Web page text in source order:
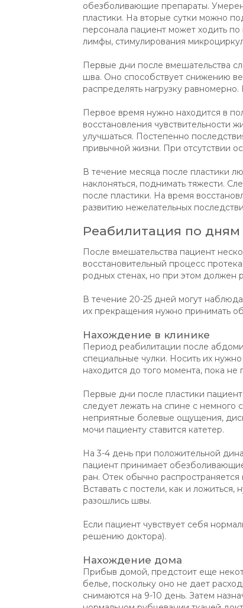
обезболивающие препараты.
пластики. На вторые сутки можно
персонала пациент может ходить по
лимфы, стимулирования
Первые дни после вмешательства
шва. Оно способствует снижению
распределять нагрузку
Первое время нужно находится в
восстановления чувствительности
улучшаться. Постепенно
привычной жизни. При отсутствии
В течение месяца после пластики
наклоняться, поднимать тяжести.
после пластики. На время
развитию нежелательных
Реабилитация по дням
После вмешательства пациент
восстановительный процесс
родных стенах, но при этом должен
В течение 20-25 дней могут
их прекращения нужно принимать
Нахождение в клинике
Период реабилитации после
специальные чулки. Носить их
находится до того момента, пока не
Первые дни после пластики
следует лежать на спине с
неприятные болевые ощущения,
мочи пациенту ставится катетер.
На 3-4 день при положительной
пациент принимает
ран. Отек обычно распространяется
Вставать с постели, как и
разошлись швы.
Если пациент чувствует себя
решению доктора).
Нахождение дома
Прибыв домой, предстоит еще
белье, поскольку оно не дает
снимаются на 9-10 день. Затем